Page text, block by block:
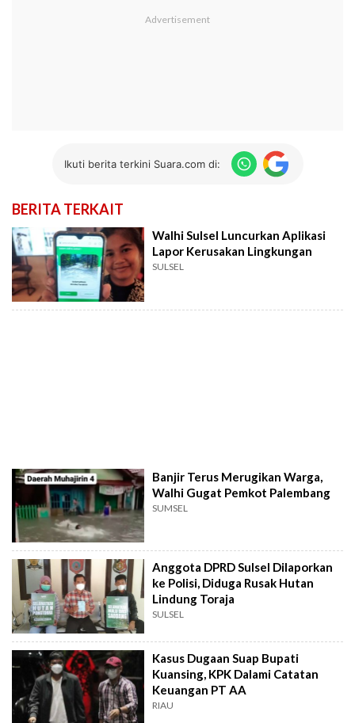
Ikuti berita terkini Suara.com di:
BERITA TERKAIT
Walhi Sulsel Luncurkan Aplikasi
Lapor Kerusakan Lingkungan
SULSEL
Banjir Terus Merugikan Warga,
Walhi Gugat Pemkot Palembang
SUMSEL
Anggota DPRD Sulsel Dilaporkan
ke Polisi, Diduga Rusak Hutan
Lindung Toraja
SULSEL
Kasus Dugaan Suap Bupati
Kuansing, KPK Dalami Catatan
Keuangan PT AA
RIAU